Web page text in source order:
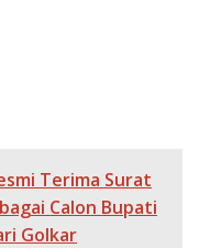
Terima Surat
Calon Bupati
Golkar